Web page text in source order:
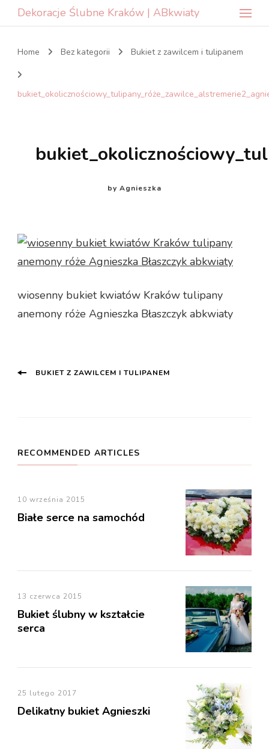
Dekoracje Ślubne Kraków | ABkwiaty
Home Bez kategorii Bukiet z zawilcem i tulipanem
by Agnieszka
wiosenny bukiet kwiatów Kraków tulipany
anemony róże Agnieszka Błaszczyk abkwiaty
Post
BUKIET Z ZAWILCEM I TULIPANEM
RECOMMENDED ARTICLES
10 września 2015
Białe serce na samochód
13 czerwca 2015
Bukiet ślubny w kształcie
serca
25 lutego 2017
Delikatny bukiet Agnieszki